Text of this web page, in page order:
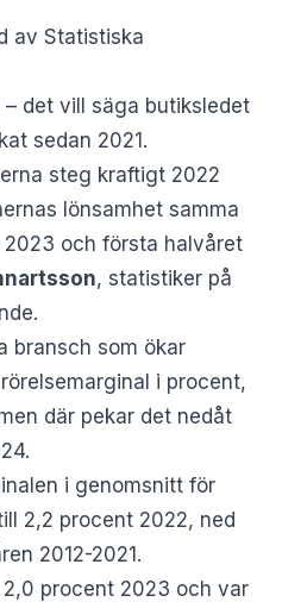
av Statistiska
det vill säga butiksledet
sedan 2021.
steg kraftigt 2022
lönsamhet samma
och första halvåret
, statistiker på
bransch som ökar
i procent,
där pekar det nedåt
i genomsnitt för
2,2 procent 2022, ned
2012-2021.
procent 2023 och var